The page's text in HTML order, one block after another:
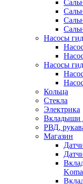
Насосы
Насосы
Кольца
Стекла
Электрика
Вкладыши
РВД,
Магазин